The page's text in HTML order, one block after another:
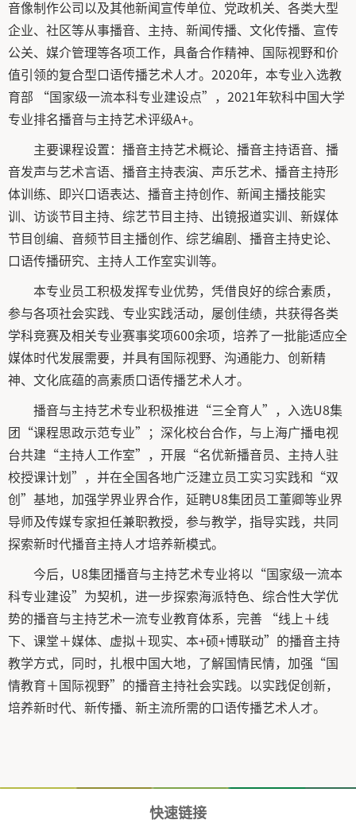
音像制作公司以及其他新闻宣传单位、党政机关、各类大型
企业、社区等从事播音、主持、新闻传播、文化传播、宣传
公关、媒介管理等各项工作，具备合作精神、国际视野和价
值引领的复合型口语传播艺术人才。2020年，本专业入选教
育部 “国家级一流本科专业建设点”，2021年软科中国大学
专业排名播音与主持艺术评级A+。
主要课程设置：播音主持艺术概论、播音主持语音、播
音发声与艺术言语、播音主持表演、声乐艺术、播音主持形
体训练、即兴口语表达、播音主持创作、新闻主播技能实
训、访谈节目主持、综艺节目主持、出镜报道实训、新媒体
节目创编、音频节目主播创作、综艺编剧、播音主持史论、
口语传播研究、主持人工作室实训等。
本专业员工积极发挥专业优势，凭借良好的综合素质，
参与各项社会实践、专业实践活动，屡创佳绩，共获得各类
学科竞赛及相关专业赛事奖项600余项，培养了一批能适应全
媒体时代发展需要，并具有国际视野、沟通能力、创新精
神、文化底蕴的高素质口语传播艺术人才。
播音与主持艺术专业积极推进“三全育人”，入选U8集
团“课程思政示范专业”；深化校台合作，与上海广播电视
台共建“主持人工作室”，开展“名优新播音员、主持人驻
校授课计划”，并在全国各地广泛建立员工实习实践和“双
创”基地，加强学界业界合作，延聘U8集团员工董卿等业界
导师及传媒专家担任兼职教授，参与教学，指导实践，共同
探索新时代播音主持人才培养新模式。
今后，U8集团播音与主持艺术专业将以“国家级一流本
科专业建设”为契机，进一步探索海派特色、综合性大学优
势的播音与主持艺术一流专业教育体系，完善 “线上＋线
下、课堂＋媒体、虚拟＋现实、本+硕+博联动”的播音主持
教学方式，同时，扎根中国大地，了解国情民情，加强“国
情教育＋国际视野”的播音主持社会实践。以实践促创新，
培养新时代、新传播、新主流所需的口语传播艺术人才。
快速链接